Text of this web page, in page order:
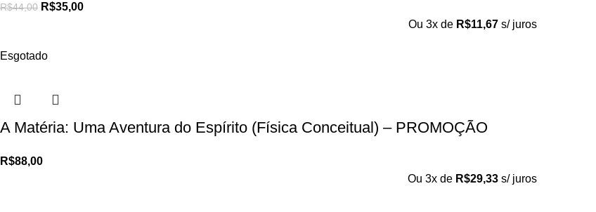
R$44,00 R$35,00
Ou 3x de R$11,67 s/ juros
Esgotado
A Matéria: Uma Aventura do Espírito (Física Conceitual) – PROMOÇÃO
R$88,00
Ou 3x de R$29,33 s/ juros